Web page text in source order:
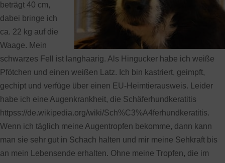
beträgt 40 cm,
dabei bringe ich
ca. 22 kg auf die
Waage. Mein
schwarzes Fell ist langhaarig. Als Hingucker habe ich weiße
Pfötchen und einen weißen Latz. Ich bin kastriert, geimpft,
gechipt und verfüge über einen EU-Heimtierausweis. Leider
habe ich eine Augenkrankheit, die Schäferhundkeratitis
httpss://de.wikipedia.org/wiki/Sch%C3%A4ferhundkeratitis.
Wenn ich täglich meine Augentropfen bekomme, dann kann
man sie sehr gut in Schach halten und mir meine Sehkraft bis
an mein Lebensende erhalten. Ohne meine Tropfen, die im